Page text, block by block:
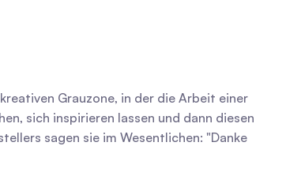
Grauzone, in der die Arbeit einer
sich inspirieren lassen und dann diesen
sagen sie im Wesentlichen: "Danke